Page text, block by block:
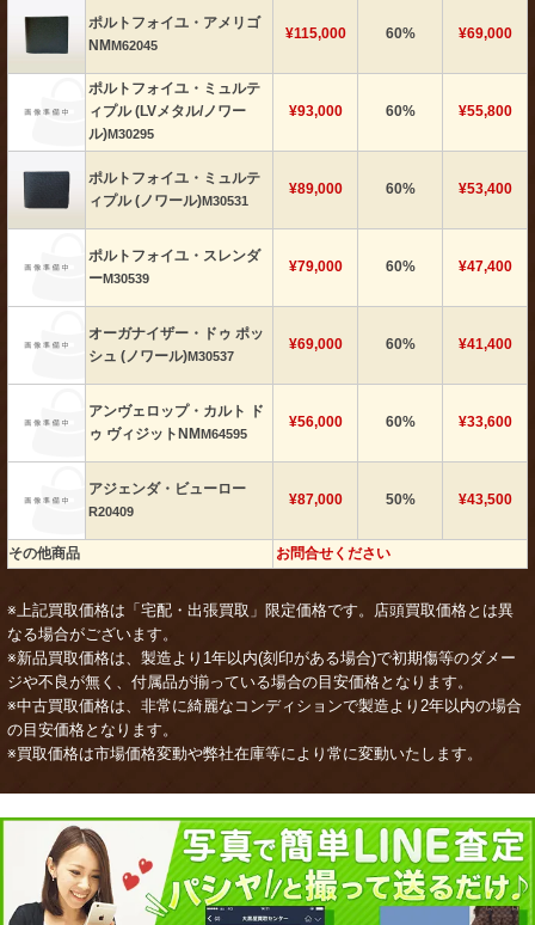
ポルトフォイユ・アメリゴ
NMM62045
¥115,000 60% ¥69,000
ポルトフォイユ・ミュルテ
ィプル (LVメタル/ノワー
ル)M30295
¥93,000 60% ¥55,800
ポルトフォイユ・ミュルテ
ィプル (ノワール)M30531
¥89,000 60% ¥53,400
ポルトフォイユ・スレンダ
ーM30539
¥79,000 60% ¥47,400
オーガナイザー・ドゥ ポッ
シュ (ノワール)M30537
¥69,000 60% ¥41,400
アンヴェロップ・カルト ド
ゥ ヴィジットNMM64595
¥56,000 60% ¥33,600
アジェンダ・ビューロー
R20409
¥87,000 50% ¥43,500
その他商品 お問合せください
※上記買取価格は「宅配・出張買取」限定価格です。店頭買取価格とは異
なる場合がございます。
※新品買取価格は、製造より1年以内(刻印がある場合)で初期傷等のダメー
ジや不良が無く、付属品が揃っている場合の目安価格となります。
※中古買取価格は、非常に綺麗なコンディションで製造より2年以内の場合
の目安価格となります。
※買取価格は市場価格変動や弊社在庫等により常に変動いたします。